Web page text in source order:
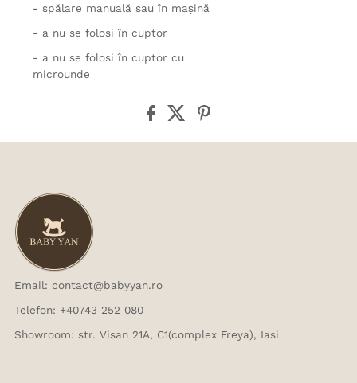
- spălare manuală sau în mașină
- a nu se folosi în cuptor
- a nu se folosi în cuptor cu
microunde
Email: contact@babyyan.ro
Telefon: +40743 252 080
Showroom: str. Visan 21A, C1(complex Freya), Iasi